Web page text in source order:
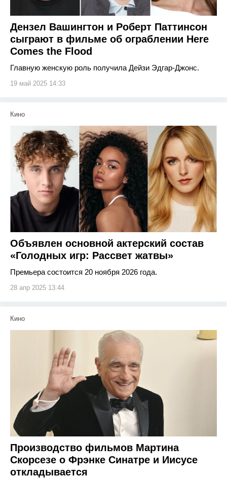
Дензел Вашингтон и Роберт Паттинсон
сыграют в фильме об ограблении Here
Comes the Flood
Главную женскую роль получила Дейзи Эдгар-Джонс.
19 май 2025 14:33
Кино
Объявлен основной актерский состав
«Голодных игр: Рассвет жатвы»
Премьера состоится 20 ноября 2026 года.
28 апр 2025 13:44
Кино
Производство фильмов Мартина
Скорсезе о Фрэнке Синатре и Иисусе
откладывается